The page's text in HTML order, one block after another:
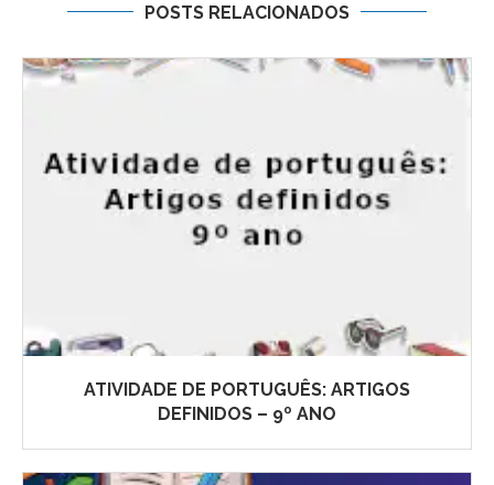
POSTS RELACIONADOS
ATIVIDADE DE PORTUGUÊS: ARTIGOS
DEFINIDOS – 9º ANO